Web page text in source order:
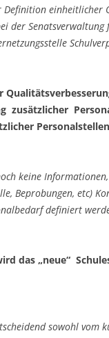
Definition
der
zusätzlicher
keine
Beprobungen, etc)
definiert
das „neue“
sowohl vom